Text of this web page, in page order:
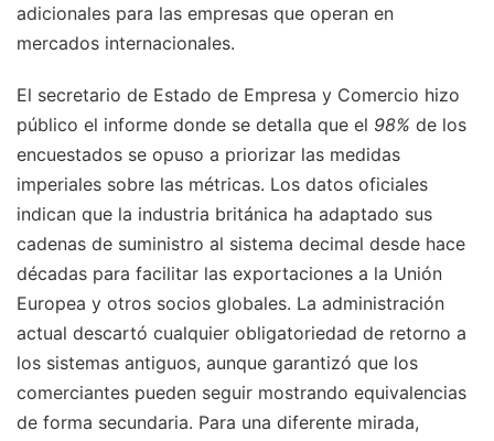
adicionales para las empresas que operan en
mercados internacionales.
El secretario de Estado de Empresa y Comercio hizo
público el informe donde se detalla que el 98% de los
encuestados se opuso a priorizar las medidas
imperiales sobre las métricas. Los datos oficiales
indican que la industria británica ha adaptado sus
cadenas de suministro al sistema decimal desde hace
décadas para facilitar las exportaciones a la Unión
Europea y otros socios globales. La administración
actual descartó cualquier obligatoriedad de retorno a
los sistemas antiguos, aunque garantizó que los
comerciantes pueden seguir mostrando equivalencias
de forma secundaria. Para una diferente mirada,